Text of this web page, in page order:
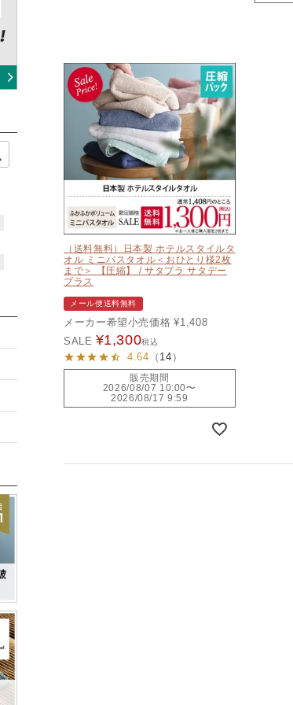
（送料無料）日本製 ホテルスタイルタ
オル ミニバスタオル＜おひとり様2枚
まで＞ 【圧縮】 / サタプラ サタデー
プラス
メール便送料無料
メーカー希望小売価格 ¥1,408
SALE ¥1,300税込
4.64 （ 14 ）
販売期間
2026/08/07 10:00〜
2026/08/17 9:59